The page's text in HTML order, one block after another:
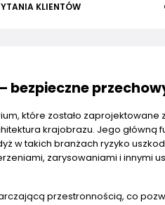
KLIENTÓW
bezpieczne
które zostało
krajobrazu. Jego
w takich branżach ryzyko
zarysowaniami i innymi
przestronnością, co